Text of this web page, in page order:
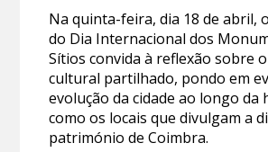
Na quinta-feira, dia 18 de abril,
do Dia Internacional dos
Sítios convida à reflexão sobre
cultural partilhado, pondo em
evolução da cidade ao longo da
como os locais que divulgam a
património de Coimbra.